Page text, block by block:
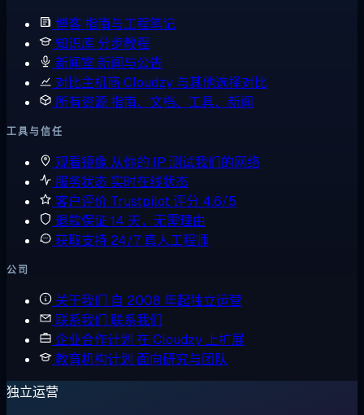
博客指南与工程笔记
知识库 分步教程
新闻室 新闻与公告
对比主机商 Cloudzy 与其他选择对比
所有资源指南、文档、工具、新闻
工具与信任
观看镜像 从你的 IP 测试我们的网络
服务状态 实时在线状态
客户评价 Trustpilot 评分 4.6/5
退款保证 14 天，无需理由
获取支持 24/7 真人工程师
公司
关于我们 自 2008 年起独立运营
联系我们 联系我们
企业合作计划 在 Cloudzy 上扩展
教育机构计划 面向研究与团队
独立运营